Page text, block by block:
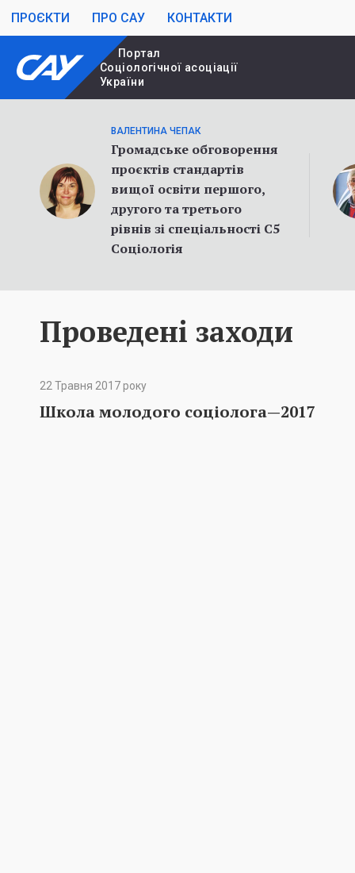
ПРОЄКТИ ПРО САУ КОНТАКТИ
Портал
Cоціологічної асоціації
України
ВАЛЕНТИНА ЧЕПАК
Громадське обговорення
проєктів стандартів
вищої освіти першого,
другого та третього
рівнів зі спеціальності С5
Соціологія
Проведені заходи
22 Травня 2017 року
Школа молодого соціолога—2017